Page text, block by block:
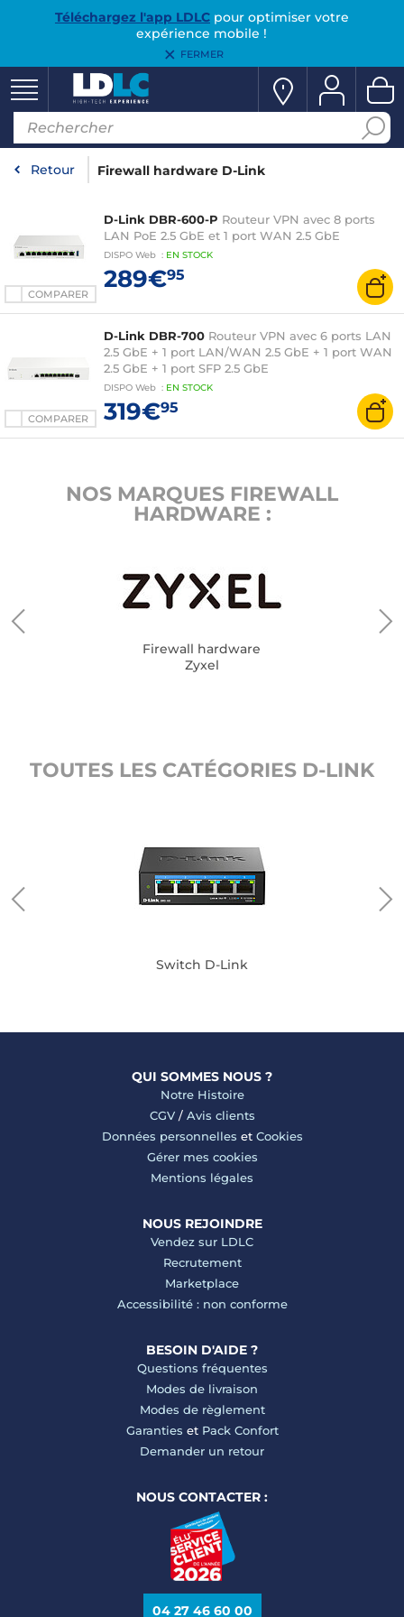
Téléchargez l'app LDLCpour optimiser votre
expérience mobile !
FERMER
Retour Firewall hardware D-Link
COMPARER
D-Link DBR-600-P Routeur VPN avec 8 ports
LAN PoE 2.5 GbE et 1 port WAN 2.5 GbE
DISPO Web : EN STOCK
289€95
COMPARER
D-Link DBR-700 Routeur VPN avec 6 ports LAN
2.5 GbE + 1 port LAN/WAN 2.5 GbE + 1 port WAN
2.5 GbE + 1 port SFP 2.5 GbE
DISPO Web : EN STOCK
319€95
NOS MARQUES FIREWALL
HARDWARE :
Firewall hardware
Zyxel
TOUTES LES CATÉGORIES D-LINK
Switch D-Link
QUI SOMMES NOUS ?
Notre Histoire
CGV/ Avis clients
Données personnelles et Cookies
Gérer mes cookies
Mentions légales
NOUS REJOINDRE
Vendez sur LDLC
Recrutement
Marketplace
Accessibilité : non conforme
BESOIN D'AIDE ?
Questions fréquentes
Modes de livraison
Modes de règlement
Garanties et Pack Confort
Demander un retour
NOUS CONTACTER :
04 27 46 60 00